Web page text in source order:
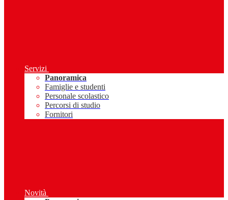
Servizi
Panoramica
Famiglie e studenti
Personale scolastico
Percorsi di studio
Fornitori
Novità